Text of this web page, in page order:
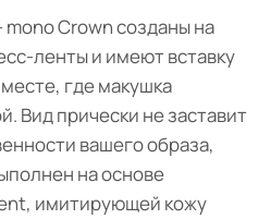
mono Crown созданы на
ленты и имеют вставку
где макушка
Вид прически не заставит
вашего образа,
на основе
имитирующей кожу